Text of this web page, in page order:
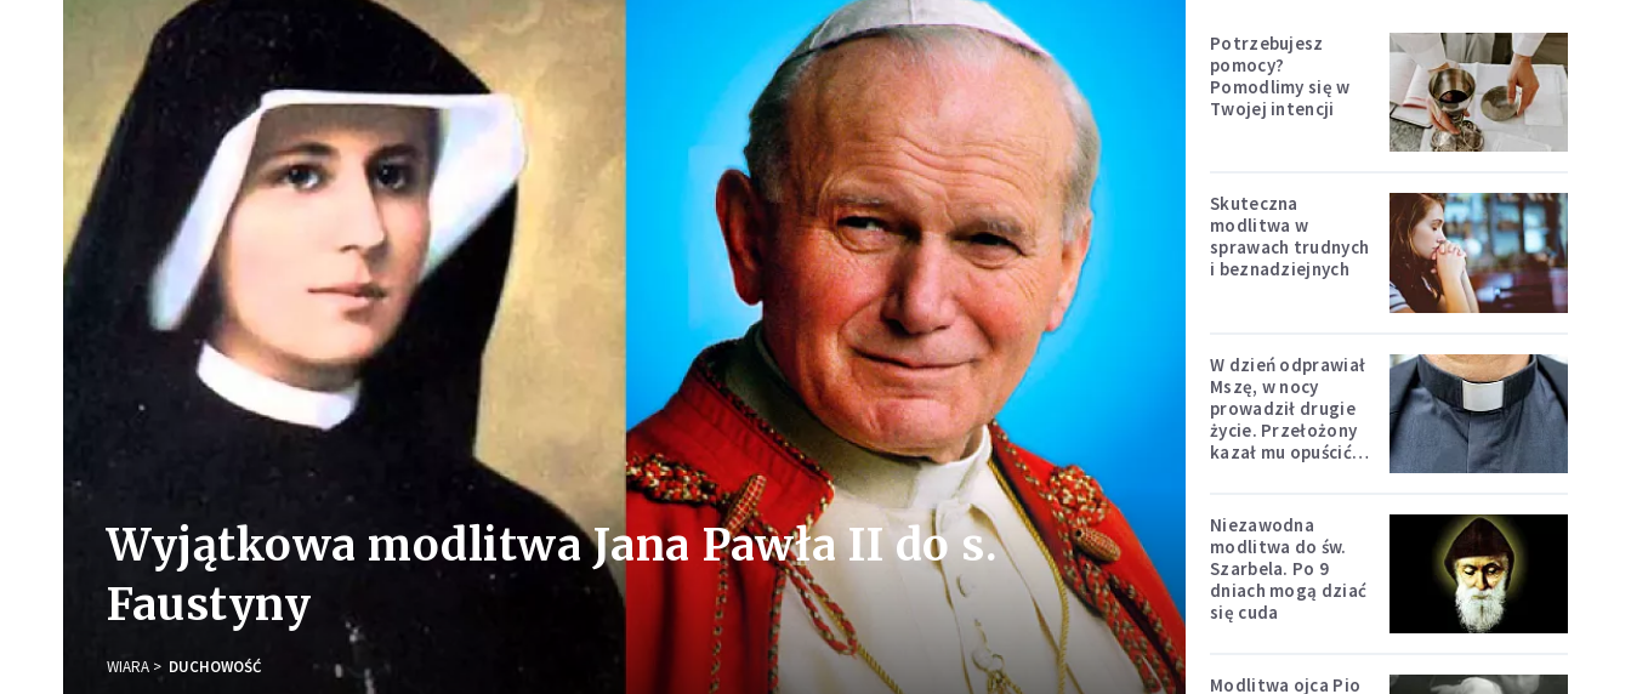
Wyjątkowa modlitwa Jana Pawła II do s.
Faustyny
WIARA DUCHOWOŚĆ
Potrzebujesz
pomocy?
Pomodlimy się w
Twojej intencji
Skuteczna
modlitwa w
sprawach trudnych
i beznadziejnych
W dzień odprawiał
Mszę, w nocy
prowadził drugie
życie. Przełożony
kazał mu opuścić
Niezawodna
modlitwa do św.
Szarbela. Po 9
dniach mogą dziać
się cuda
Modlitwa ojca Pio